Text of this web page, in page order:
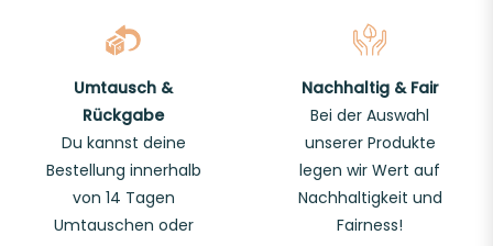
Umtausch &
Rückgabe
Du kannst deine
Bestellung innerhalb
von 14 Tagen
Umtauschen oder
Nachhaltig & Fair
Bei der Auswahl
unserer Produkte
legen wir Wert auf
Nachhaltigkeit und
Fairness!